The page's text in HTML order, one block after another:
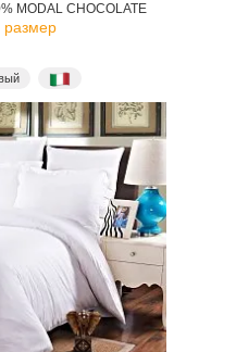
MODAL CHOCOLATE
размер